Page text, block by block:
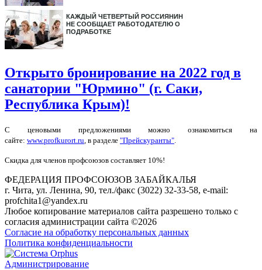
КАЖДЫЙ ЧЕТВЕРТЫЙ РОССИЯНИН
НЕ СООБЩАЕТ РАБОТОДАТЕЛЮ О
ПОДРАБОТКЕ
Открыто бронирование на 2022 год в
санатории "Юрмино" (г. Саки,
Республика Крым)!
С ценовыми предложениями можно ознакомиться на
сайте: www.profkurort.ru , в разделе "Прейскуранты"
Скидка для членов профсоюзов составляет 10%!
ФЕДЕРАЦИЯ ПРОФСОЮЗОВ ЗАБАЙКАЛЬЯ
г. Чита, ул. Ленина, 90, тел./факс (3022) 32-33-58, e-mail:
profchita1@yandex.ru
Любое копирование материалов сайта разрешено только с
согласия администрации сайта ©2026
Согласие на обработку персональных данных
Политика конфиденциальности
Администрирование